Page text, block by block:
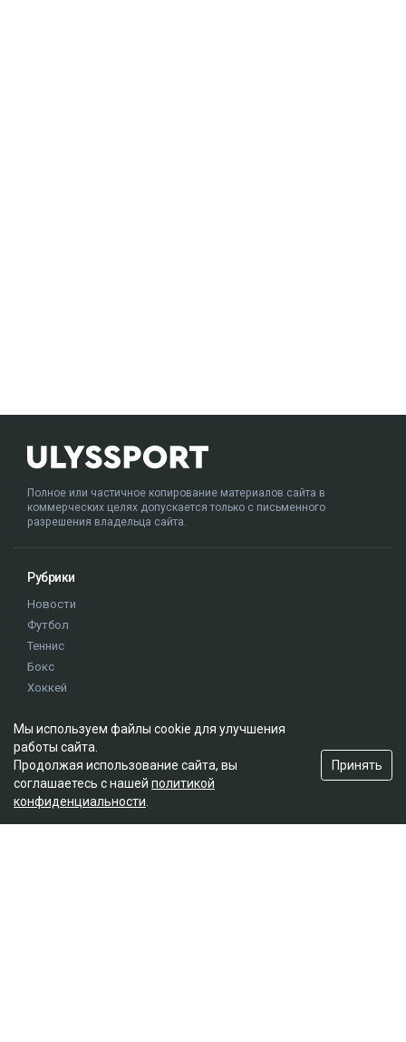
Полное или частичное копирование материалов сайта в
коммерческих целях допускается только с письменного
разрешения владельца сайта.
Рубрики
Новости
Футбол
Теннис
Бокс
Хоккей
Истории
Олимпиада
Редакция
Мы используем файлы cookie для улучшения
работы сайта.
Продолжая использование сайта, вы
соглашаетесь с нашей политикой
конфиденциальности
Принять